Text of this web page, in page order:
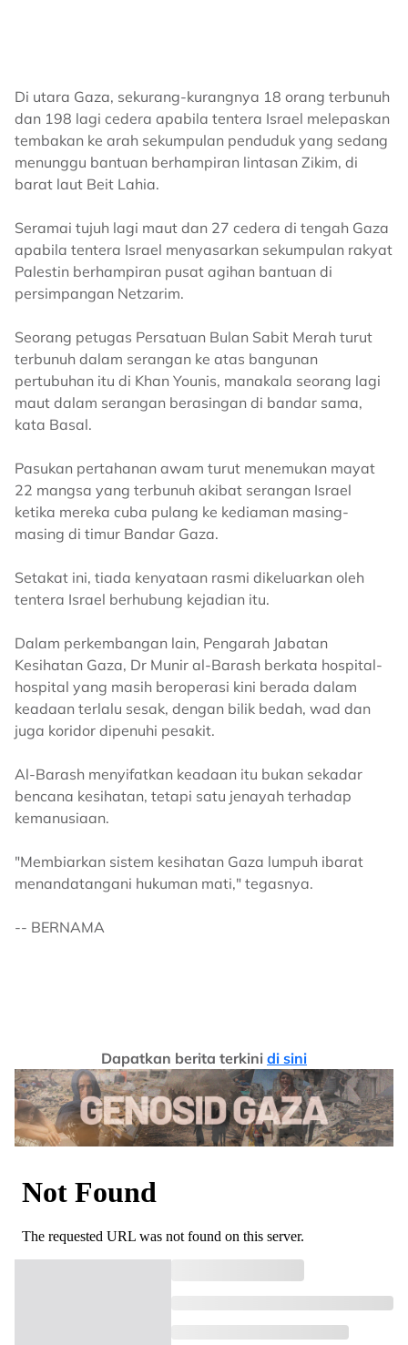
Di utara Gaza, sekurang-kurangnya 18 orang terbunuh
dan 198 lagi cedera apabila tentera Israel melepaskan
tembakan ke arah sekumpulan penduduk yang sedang
menunggu bantuan berhampiran lintasan Zikim, di
barat laut Beit Lahia.
Seramai tujuh lagi maut dan 27 cedera di tengah Gaza
apabila tentera Israel menyasarkan sekumpulan rakyat
Palestin berhampiran pusat agihan bantuan di
persimpangan Netzarim.
Seorang petugas Persatuan Bulan Sabit Merah turut
terbunuh dalam serangan ke atas bangunan
pertubuhan itu di Khan Younis, manakala seorang lagi
maut dalam serangan berasingan di bandar sama,
kata Basal.
Pasukan pertahanan awam turut menemukan mayat
22 mangsa yang terbunuh akibat serangan Israel
ketika mereka cuba pulang ke kediaman masing-
masing di timur Bandar Gaza.
Setakat ini, tiada kenyataan rasmi dikeluarkan oleh
tentera Israel berhubung kejadian itu.
Dalam perkembangan lain, Pengarah Jabatan
Kesihatan Gaza, Dr Munir al-Barash berkata hospital-
hospital yang masih beroperasi kini berada dalam
keadaan terlalu sesak, dengan bilik bedah, wad dan
juga koridor dipenuhi pesakit.
Al-Barash menyifatkan keadaan itu bukan sekadar
bencana kesihatan, tetapi satu jenayah terhadap
kemanusiaan.
"Membiarkan sistem kesihatan Gaza lumpuh ibarat
menandatangani hukuman mati," tegasnya.
-- BERNAMA
Dapatkan berita terkini di sini